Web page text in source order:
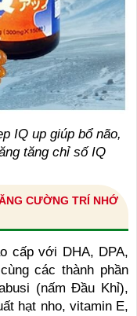
IQ up giúp bổ não,
tăng chỉ số IQ
CƯỜNG TRÍ NHỚ
cấp với DHA, DPA,
các thành phần
(nấm Đầu Khỉ),
hạt nho, vitamin E,